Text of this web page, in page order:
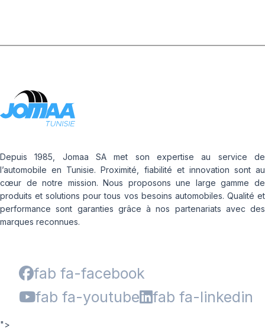
Depuis 1985, Jomaa SA met son expertise au service de
l’automobile en Tunisie. Proximité, fiabilité et innovation sont au
cœur de notre mission. Nous proposons une large gamme de
produits et solutions pour tous vos besoins automobiles. Qualité et
performance sont garanties grâce à nos partenariats avec des
marques reconnues.
fab fa-facebook
fab fa-youtube
fab fa-linkedin
">